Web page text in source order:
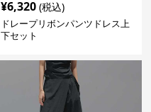
¥6,320 (税込)
ドレープリボンパンツドレス上
下セット